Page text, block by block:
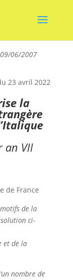
09/06/2007
23 avril 2022
la
an VII
de France
motifs de la
ci-
et de la
nombre de